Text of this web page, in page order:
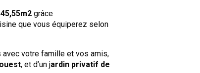
grâce
que vous équiperez selon
votre famille et vos amis,
, et d’un jardin privatif de